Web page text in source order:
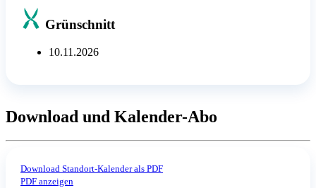
Grünschnitt
10.11.2026
Download und Kalender-Abo
Download Standort-Kalender als PDF
PDF anzeigen